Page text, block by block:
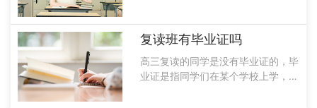
校。学习对于每个学生来讲都是非常
重要的东西，而且学籍档案不能一直
找到一个......
复读班有毕业证吗
高三复读的同学是没有毕业证的，毕
业证是指同学们在某个学校上学，并